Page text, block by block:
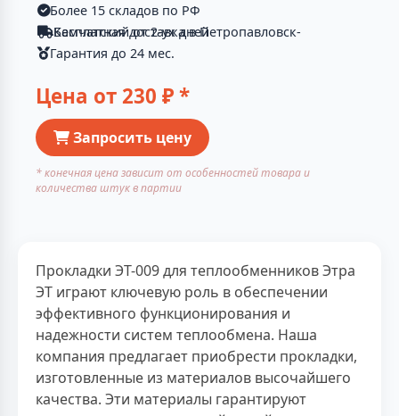
Более 15 складов по РФ
Бесплатная доставка в Петропавловск-Камчатский от 2-ух дней
Гарантия до 24 мес.
Цена от 230 ₽ *
Запросить цену
* конечная цена зависит от особенностей товара и
количества штук в партии
Прокладки ЭТ-009 для теплообменников Этра
ЭТ играют ключевую роль в обеспечении
эффективного функционирования и
надежности систем теплообмена. Наша
компания предлагает приобрести прокладки,
изготовленные из материалов высочайшего
качества. Эти материалы гарантируют